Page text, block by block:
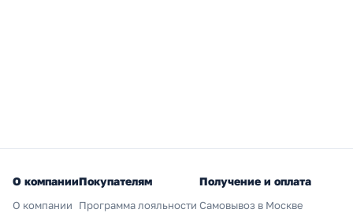
О компании
О компании
Покупателям
Программа лояльности
Получение и оплата
Самовывоз в Москве